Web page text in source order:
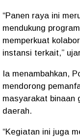
“Panen raya ini
mendukung
memperkuat
instansi terkait,”
Ia menambahkan,
mendorong
masyarakat binaan
daerah.
“Kegiatan ini juga